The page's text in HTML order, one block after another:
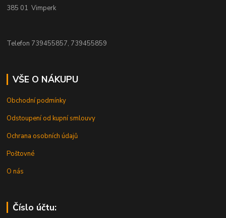
385 01 Vimperk
Telefon 739455857, 739455859
VŠE O NÁKUPU
Obchodní podmínky
Odstoupení od kupní smlouvy
Ochrana osobních údajů
Poštovné
O nás
Číslo účtu: